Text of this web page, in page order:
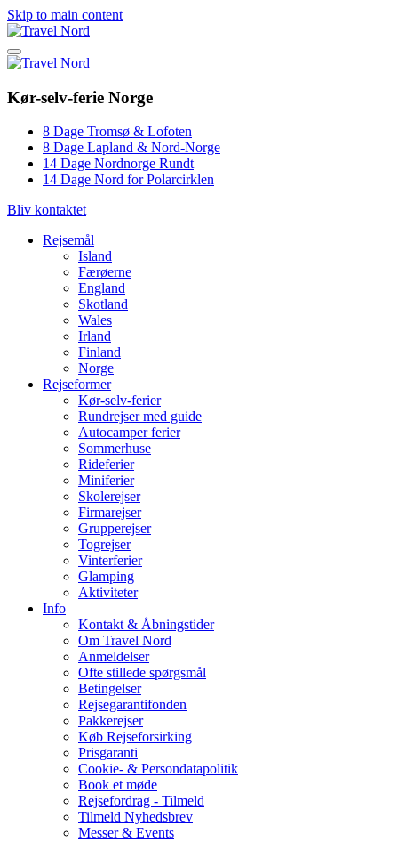
Skip to main content
Kør-selv-ferie Norge
8 Dage Tromsø & Lofoten
8 Dage Lapland & Nord-Norge
14 Dage Nordnorge Rundt
14 Dage Nord for Polarcirklen
Bliv kontaktet
Rejsemål
Island
Færøerne
England
Skotland
Wales
Irland
Finland
Norge
Rejseformer
Kør-selv-ferier
Rundrejser med guide
Autocamper ferier
Sommerhuse
Rideferier
Miniferier
Skolerejser
Firmarejser
Grupperejser
Togrejser
Vinterferier
Glamping
Aktiviteter
Info
Kontakt & Åbningstider
Om Travel Nord
Anmeldelser
Ofte stillede spørgsmål
Betingelser
Rejsegarantifonden
Pakkerejser
Køb Rejseforsirking
Prisgaranti
Cookie- & Persondatapolitik
Book et møde
Rejsefordrag - Tilmeld
Tilmeld Nyhedsbrev
Messer & Events